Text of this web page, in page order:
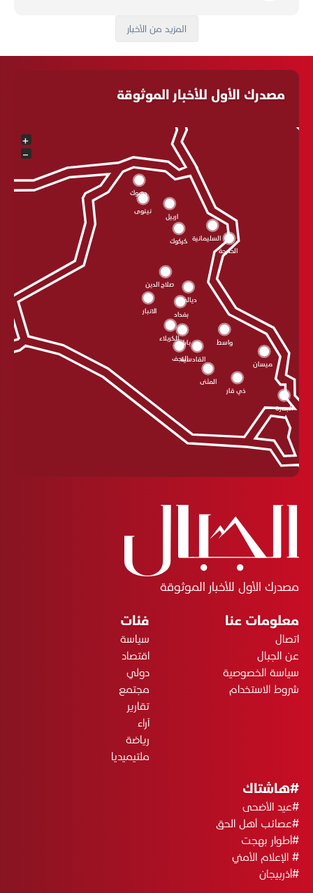
المزيد من الأخبار
مصدرك الأول للأخبار الموثوقة
بابل
الحلبجة
السليمانية كركوك
اربيل
دهوك
نينوى
الانبار
النجف
الکربلاء
بغداد
القادسية
المثنى
ذي قار
البصرة
ميسان
واسط
ديالى
صلاح الدين
+
−
مصدرك الأول للأخبار الموثوقة
معلومات عنا
اتصال
عن الجبال
سياسة الخصوصية
شروط الاستخدام
فئات
سياسة
اقتصاد
دولي
مجتمع
تقارير
آراء
رياضة
ملتيميديا
#هاشتاك
#عيد الأضحى
#عصائب أهل الحق
#أطوار بهجت
# الإعلام الأمني
#أذربيجان